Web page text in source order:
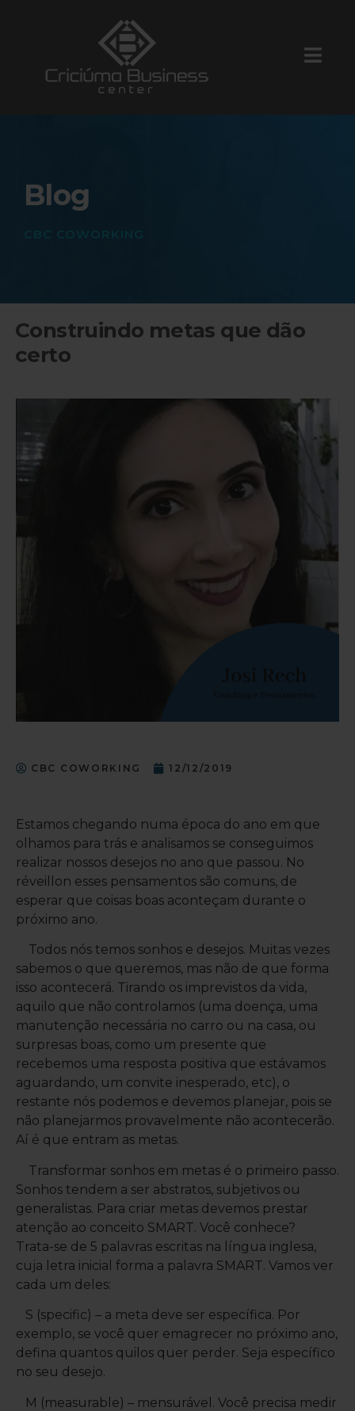
Blog
Construindo metas que dão
certo
CBC COWORKING 12/12/2019
Estamos chegando numa época do ano em que
olhamos para trás e analisamos se conseguimos
realizar nossos desejos no ano que passou. No
réveillon esses pensamentos são comuns, de
esperar que coisas boas aconteçam durante o
próximo ano.
Todos nós temos sonhos e desejos. Muitas vezes
sabemos o que queremos, mas não de que forma
isso acontecerá. Tirando os imprevistos da vida,
aquilo que não controlamos (uma doença, uma
manutenção necessária no carro ou na casa, ou
surpresas boas, como um presente que
recebemos uma resposta positiva que estávamos
aguardando, um convite inesperado, etc), o
restante nós podemos e devemos planejar, pois se
não planejarmos provavelmente não acontecerão.
Aí é que entram as metas.
Transformar sonhos em metas é o primeiro passo.
Sonhos tendem a ser abstratos, subjetivos ou
generalistas. Para criar metas devemos prestar
atenção ao conceito SMART. Você conhece?
Trata-se de 5 palavras escritas na língua inglesa,
cuja letra inicial forma a palavra SMART. Vamos ver
cada um deles:
S (specific) – a meta deve ser específica. Por
exemplo, se você quer emagrecer no próximo ano,
defina quantos quilos quer perder. Seja específico
no seu desejo.
M (measurable) – mensurável. Você precisa medir